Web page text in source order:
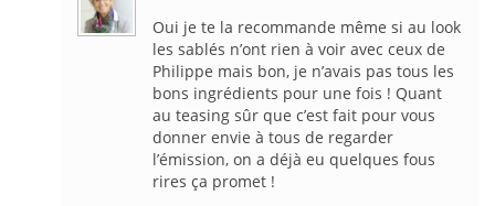
Oui je te la recommande même si au look
les sablés n’ont rien à voir avec ceux de
Philippe mais bon, je n’avais pas tous les
bons ingrédients pour une fois ! Quant
au teasing sûr que c’est fait pour vous
donner envie à tous de regarder
l’émission, on a déjà eu quelques fous
rires ça promet !